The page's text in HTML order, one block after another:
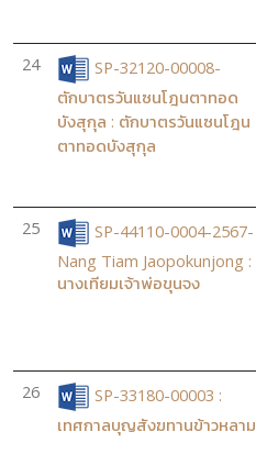
24
SP-32120-00008-
ตักบาตรวันแซนโฎนตาทอด
บังสุกุล : ตักบาตรวันแซนโฎน
ตาทอดบังสุกุล
25
SP-44110-0004-2567-
Nang Tiam Jaopokunjong :
นางเทียมเจ้าพ่อขุนจง
26
SP-33180-00003 :
เทศกาลบุญสังฆทานข้าวหลาม